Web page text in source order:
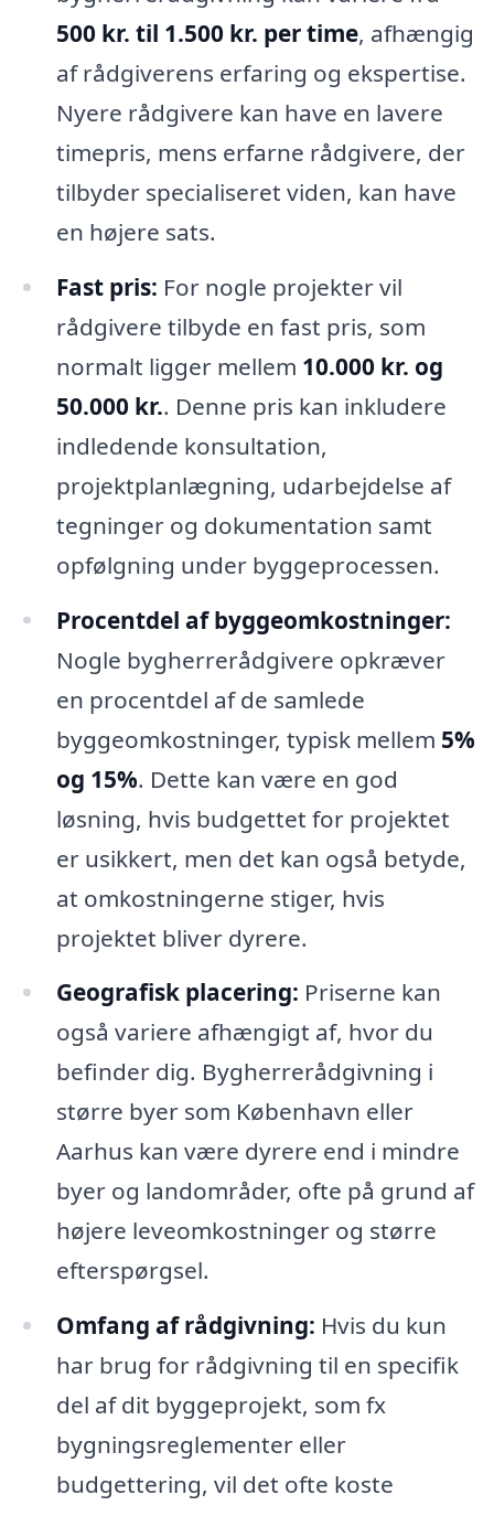
500 kr. til 1.500 kr. per time, afhængig
af rådgiverens erfaring og ekspertise.
Nyere rådgivere kan have en lavere
timepris, mens erfarne rådgivere, der
tilbyder specialiseret viden, kan have
en højere sats.
Fast pris: For nogle projekter vil
rådgivere tilbyde en fast pris, som
normalt ligger mellem 10.000 kr. og
50.000 kr.. Denne pris kan inkludere
indledende konsultation,
projektplanlægning, udarbejdelse af
tegninger og dokumentation samt
opfølgning under byggeprocessen.
Procentdel af byggeomkostninger:
Nogle bygherrerådgivere opkræver
en procentdel af de samlede
byggeomkostninger, typisk mellem 5%
og 15%. Dette kan være en god
løsning, hvis budgettet for projektet
er usikkert, men det kan også betyde,
at omkostningerne stiger, hvis
projektet bliver dyrere.
Geografisk placering: Priserne kan
også variere afhængigt af, hvor du
befinder dig. Bygherrerådgivning i
større byer som København eller
Aarhus kan være dyrere end i mindre
byer og landområder, ofte på grund af
højere leveomkostninger og større
efterspørgsel.
Omfang af rådgivning: Hvis du kun
har brug for rådgivning til en specifik
del af dit byggeprojekt, som fx
bygningsreglementer eller
budgettering, vil det ofte koste